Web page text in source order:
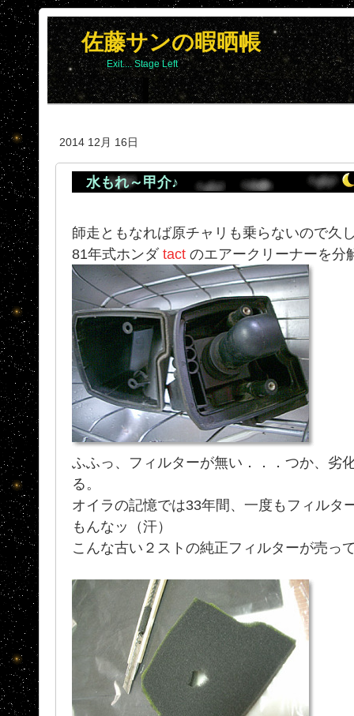
佐藤サンの暇晒帳
Exit.... Stage Left
2014 12月 16日
水もれ～甲介♪
師走ともなれば原チャリも乗らないので久
81年式ホンダ tact のエアークリーナーを分
ふふっ、フィルターが無い．．．つか、劣
る。
オイラの記憶では33年間、一度もフィルタ
もんなッ（汗）
こんな古い２ストの純正フィルターが売っ